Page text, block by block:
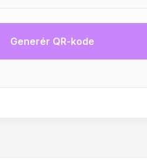
Generér QR-kode